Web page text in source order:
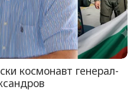
космонавт генерал-